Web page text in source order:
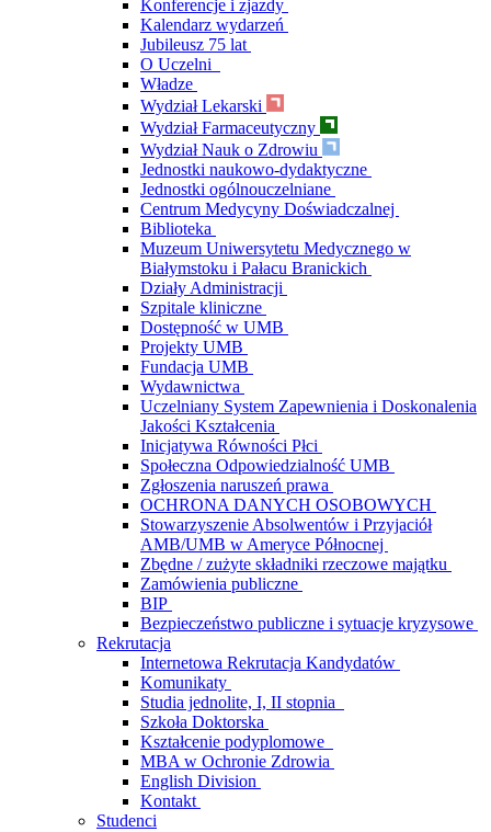
Konferencje i zjazdy
Kalendarz wydarzeń
Jubileusz 75 lat
O Uczelni
Władze
Wydział Lekarski
Wydział Farmaceutyczny
Wydział Nauk o Zdrowiu
Jednostki naukowo-dydaktyczne
Jednostki ogólnouczelniane
Centrum Medycyny Doświadczalnej
Biblioteka
Muzeum Uniwersytetu Medycznego w
Białymstoku i Pałacu Branickich
Działy Administracji
Szpitale kliniczne
Dostępność w UMB
Projekty UMB
Fundacja UMB
Wydawnictwa
Uczelniany System Zapewnienia i Doskonalenia
Jakości Kształcenia
Inicjatywa Równości Płci
Społeczna Odpowiedzialność UMB
Zgłoszenia naruszeń prawa
OCHRONA DANYCH OSOBOWYCH
Stowarzyszenie Absolwentów i Przyjaciół
AMB/UMB w Ameryce Północnej
Zbędne / zużyte składniki rzeczowe majątku
Zamówienia publiczne
BIP
Bezpieczeństwo publiczne i sytuacje kryzysowe
Rekrutacja
Internetowa Rekrutacja Kandydatów
Komunikaty
Studia jednolite, I, II stopnia
Szkoła Doktorska
Kształcenie podyplomowe
MBA w Ochronie Zdrowia
English Division
Kontakt
Studenci